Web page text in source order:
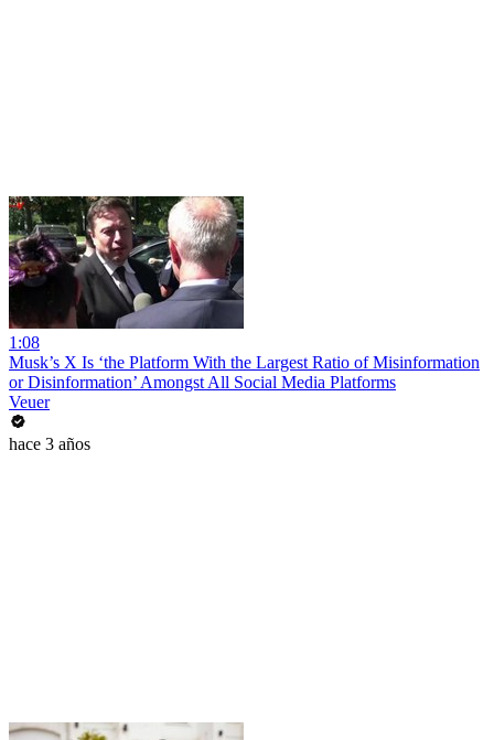
1:08
Musk’s X Is ‘the Platform With the Largest Ratio of Misinformation
or Disinformation’ Amongst All Social Media Platforms
Veuer
hace 3 años